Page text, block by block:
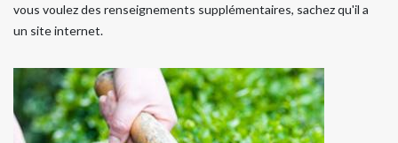
vous voulez des renseignements supplémentaires, sachez qu'il a
un site internet.